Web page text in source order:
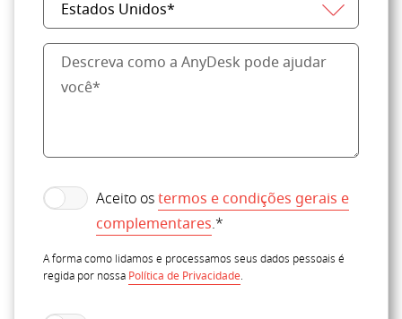
Aceito ostermos e condições gerais e
complementares.*
A forma como lidamos e processamos seus dados pessoais é
regida por nossa Política de Privacidade.